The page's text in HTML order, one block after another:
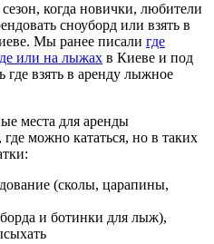
когда новички, любители
сноуборд или взять в
Мы ранее писали где
или на лыжах в Киеве и под
где взять в аренду лыжное
места для аренды
можно кататься, но в таких
(сколы, царапины,
и ботинки для лыж),